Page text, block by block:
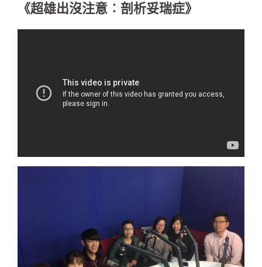
《超雄出沒注意︰剖析妥瑞症》